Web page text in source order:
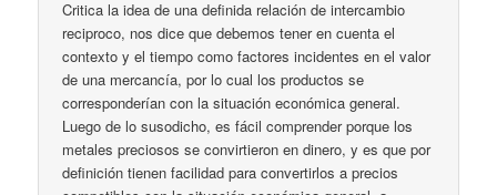
Critica la idea de una definida relación de intercambio
reciproco, nos dice que debemos tener en cuenta el
contexto y el tiempo como factores incidentes en el valor
de una mercancía, por lo cual los productos se
corresponderían con la situación económica general.
Luego de lo susodicho, es fácil comprender porque los
metales preciosos se convirtieron en dinero, y es que por
definición tienen facilidad para convertirlos a precios